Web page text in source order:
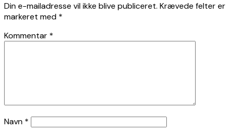
Din e-mailadresse vil ikke blive publiceret. Krævede felter er
markeret med *
Kommentar *
Navn *